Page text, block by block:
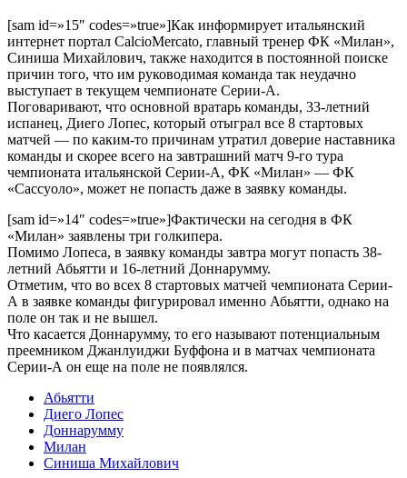
[sam id=»15″ codes=»true»]Как информирует итальянский
интернет портал CalcioMercаto, главный тренер ФК «Милан»,
Синиша Михайлович, также находится в постоянной поиске
причин того, что им руководимая команда так неудачно
выступает в текущем чемпионате Серии-А.
Поговаривают, что основной вратарь команды, 33-летний
испанец, Диего Лопес, который отыграл все 8 стартовых
матчей — по каким-то причинам утратил доверие наставника
команды и скорее всего на завтрашний матч 9-го тура
чемпионата итальянской Серии-А, ФК «Милан» — ФК
«Сассуоло», может не попасть даже в заявку команды.
[sam id=»14″ codes=»true»]Фактически на сегодня в ФК
«Милан» заявлены три голкипера.
Помимо Лопеса, в заявку команды завтра могут попасть 38-
летний Абьятти и 16-летний Доннарумму.
Отметим, что во всех 8 стартовых матчей чемпионата Серии-
А в заявке команды фигурировал именно Абьятти, однако на
поле он так и не вышел.
Что касается Доннарумму, то его называют потенциальным
преемником Джанлуиджи Буффона и в матчах чемпионата
Серии-А он еще на поле не появлялся.
Абьятти
Диего Лопес
Доннарумму
Милан
Синиша Михайлович